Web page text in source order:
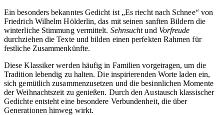
Ein besonders bekanntes Gedicht ist „Es riecht nach Schnee“ von
Friedrich Wilhelm Hölderlin, das mit seinen sanften Bildern die
winterliche Stimmung vermittelt. Sehnsuchtund Vorfreude
durchziehen die Texte und bilden einen perfekten Rahmen für
festliche Zusammenkünfte.
Diese Klassiker werden häufig in Familien vorgetragen, um die
Tradition lebendig zu halten. Die inspirierenden Worte laden ein,
sich gemütlich zusammenzusetzen und die besinnlichen Momente
der Weihnachtszeit zu genießen. Durch den Austausch klassischer
Gedichte entsteht eine besondere Verbundenheit, die über
Generationen hinweg wirkt.